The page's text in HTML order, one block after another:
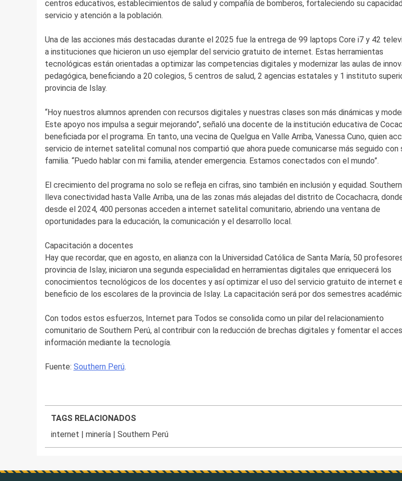
centros educativos, establecimientos de salud y compañía de bomberos, fortaleciendo su
servicio y atención a la población.
Una de las acciones más destacadas durante el 2025 fue la entrega de 99 laptops Core i7 y 42
a instituciones que hicieron un uso ejemplar del servicio gratuito de internet. Estas herramientas
tecnológicas están orientadas a optimizar las competencias digitales y modernizar las aulas de
pedagógica, beneficiando a 20 colegios, 5 centros de salud, 2 agencias estatales y 1 instituto
provincia de Islay.
“Hoy nuestros alumnos aprenden con recursos digitales y nuestras clases son más dinámicas y
Este apoyo nos impulsa a seguir mejorando”, señaló una docente de la institución educativa de
beneficiada por el programa. En tanto, una vecina de Quelgua en Valle Arriba, Vanessa Cuno, quien
servicio de internet satelital comunal nos compartió que ahora puede comunicarse más seguido con
familia. “Puedo hablar con mi familia, atender emergencia. Estamos conectados con el mundo”.
El crecimiento del programa no solo se refleja en cifras, sino también en inclusión y equidad.
lleva conectividad hasta Valle Arriba, una de las zonas más alejadas del distrito de Cocachacra,
desde el 2024, 400 personas acceden a internet satelital comunitario, abriendo una ventana de
oportunidades para la educación, la comunicación y el desarrollo local.
Capacitación a docentes
Hay que recordar, que en agosto, en alianza con la Universidad Católica de Santa María, 50
provincia de Islay, iniciaron una segunda especialidad en herramientas digitales que enriquecerá los
conocimientos tecnológicos de los docentes y así optimizar el uso del servicio gratuito de internet
beneficio de los escolares de la provincia de Islay. La capacitación será por dos semestres
Con todos estos esfuerzos, Internet para Todos se consolida como un pilar del relacionamiento
comunitario de Southern Perú, al contribuir con la reducción de brechas digitales y fomentar el
información mediante la tecnología.
Fuente: Southern Perú.
TAGS RELACIONADOS
internet |minería |Southern Perú